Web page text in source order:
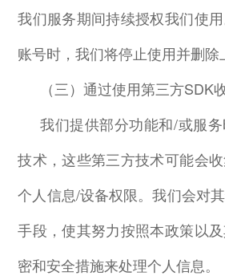
我们服务期间持续授权我们使
账号时，我们将停止使用并删除
（三）通过使用第三方SDK
我们提供部分功能和/或服
技术，这些第三方技术可能会
个人信息/设备权限。我们会对
手段，使其努力按照本政策以
密和安全措施来处理个人信息。